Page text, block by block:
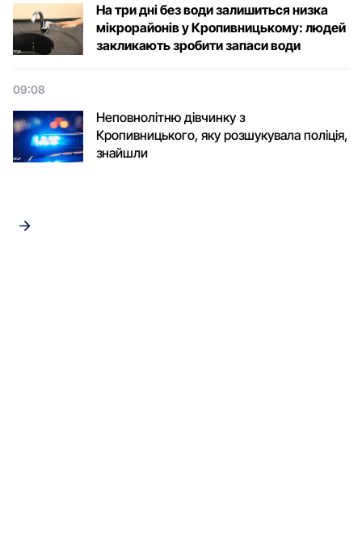
На три дні без води залишиться низка
мікрорайонів у Кропивницькому: людей
закликають зробити запаси води
09:08
Неповнолітню дівчинку з
Кропивницького, яку розшукувала поліція,
знайшли